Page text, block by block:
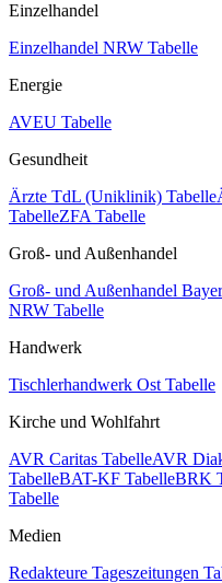
Einzelhandel
Einzelhandel NRW Tabelle
Energie
AVEU Tabelle
Gesundheit
Ärzte TdL (Uniklinik) Tabelle
TabelleZFA Tabelle
Groß- und Außenhandel
Groß- und Außenhandel
NRW Tabelle
Handwerk
Tischlerhandwerk Ost Tabelle
Kirche und Wohlfahrt
AVR Caritas TabelleAVR
TabelleBAT-KF TabelleBRK
Tabelle
Medien
Redakteure Tageszeitungen